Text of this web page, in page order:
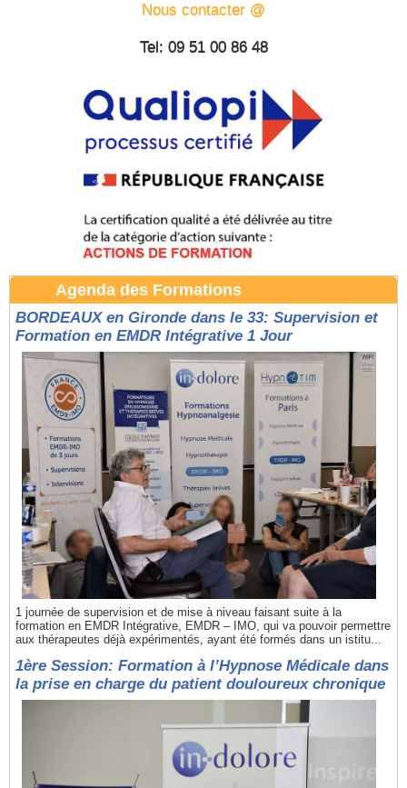
Nous contacter @
Tel: 09 51 00 86 48
Agenda des Formations
BORDEAUX en Gironde dans le 33: Supervision et
Formation en EMDR Intégrative 1 Jour
1 journée de supervision et de mise à niveau faisant suite à la
formation en EMDR Intégrative, EMDR – IMO, qui va pouvoir permettre
aux thérapeutes déjà expérimentés, ayant été formés dans un istitu...
1ère Session: Formation à l’Hypnose Médicale dans
la prise en charge du patient douloureux chronique